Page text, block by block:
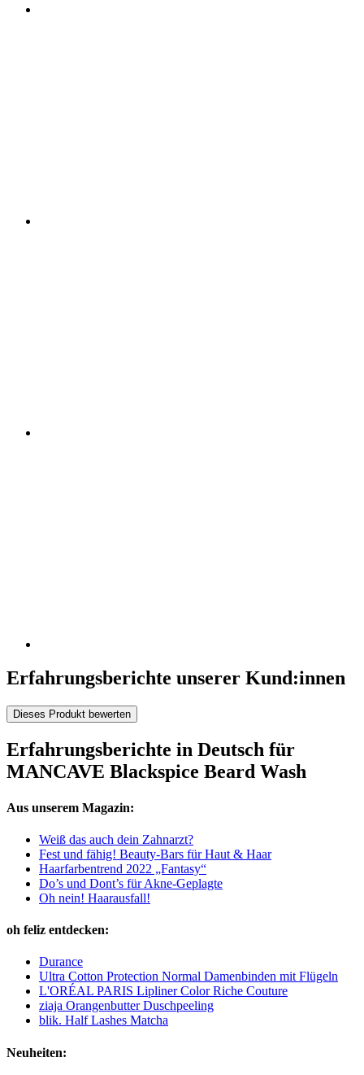
Erfahrungsberichte unserer Kund:innen
Dieses Produkt bewerten
Erfahrungsberichte in Deutsch für
MANCAVE Blackspice Beard Wash
Aus unserem Magazin:
Weiß das auch dein Zahnarzt?
Fest und fähig! Beauty-Bars für Haut & Haar
Haarfarbentrend 2022 „Fantasy“
Do’s und Dont’s für Akne-Geplagte
Oh nein! Haarausfall!
oh feliz entdecken:
Durance
Ultra Cotton Protection Normal Damenbinden mit Flügeln
L'ORÉAL PARIS Lipliner Color Riche Couture
ziaja Orangenbutter Duschpeeling
blik. Half Lashes Matcha
Neuheiten: